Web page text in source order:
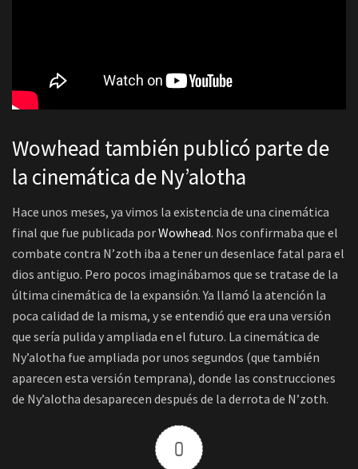
Wowhead también publicó parte de
la cinemática de Ny’alotha
Hace unos meses, ya vimos la existencia de una cinemática
final que fue publicada porWowhead. Nos confirmaba que el
combate contra N’zoth iba a tener un desenlace fatal para el
dios antiguo. Pero pocos imaginábamos que se tratase de la
última cinemática de la expansión. Ya llamó la atención la
poca calidad de la misma, y se entendió que era una versión
que sería pulida y ampliada en el futuro. La cinemática de
Ny’alotha fue ampliada por unos segundos (que también
aparecen esta versión temprana), donde las construcciones
de Ny’alotha desaparecen después de la derrota de N’zoth.
0